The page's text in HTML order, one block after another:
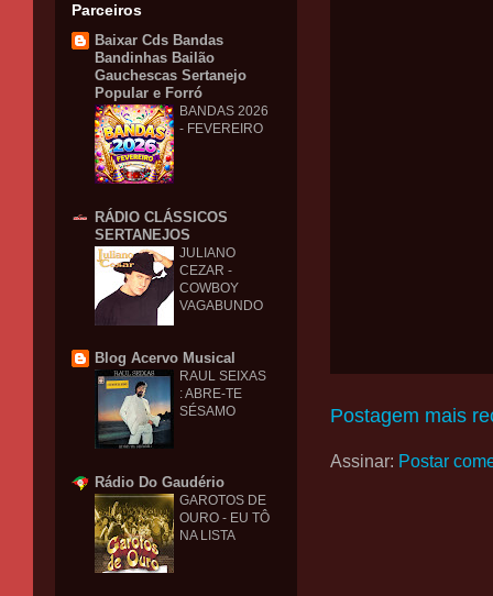
Postagem mais
Assinar: Postar
Parceiros
Baixar Cds Bandas
Bandinhas Bailão
Gauchescas Sertanejo
Popular e Forró
BANDAS 2026
- FEVEREIRO
RÁDIO CLÁSSICOS
SERTANEJOS
JULIANO
CEZAR -
COWBOY
VAGABUNDO
Blog Acervo Musical
RAUL SEIXAS
: ABRE-TE
SÉSAMO
Rádio Do Gaudério
GAROTOS DE
OURO - EU TÔ
NA LISTA